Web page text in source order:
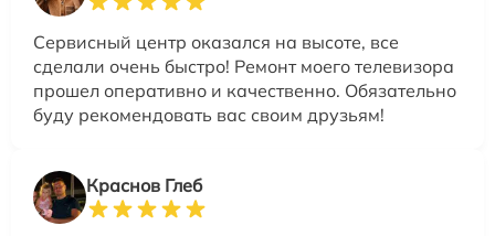
Сервисный центр оказался на высоте, все
сделали очень быстро! Ремонт моего телевизора
прошел оперативно и качественно. Обязательно
буду рекомендовать вас своим друзьям!
Краснов Глеб